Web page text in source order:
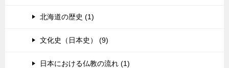
北海道の歴史 (1)
文化史（日本史） (9)
日本における仏教の流れ (1)